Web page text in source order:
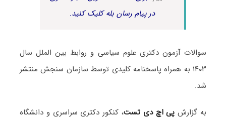
در پیام رسان بله کلیک کنید.
سوالات آزمون دکتری علوم سیاسی و روابط بین الملل سال
۱۴۰۳ به همراه پاسخنامه کلیدی توسط سازمان سنجش منتشر
شد.
به گزارشپی اچ دی تست، کنکور دکتری سراسری و دانشگاه